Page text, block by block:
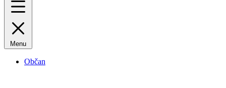
Menu
Občan